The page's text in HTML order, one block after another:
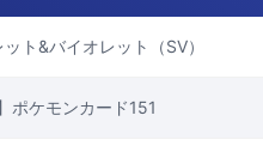
ト&バイオレット（SV）
ポケモンカード151